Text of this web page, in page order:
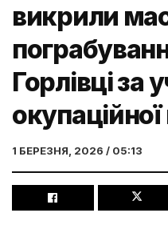
викрили
Горлівці за
1 БЕРЕЗНЯ, 2026 / 05:13